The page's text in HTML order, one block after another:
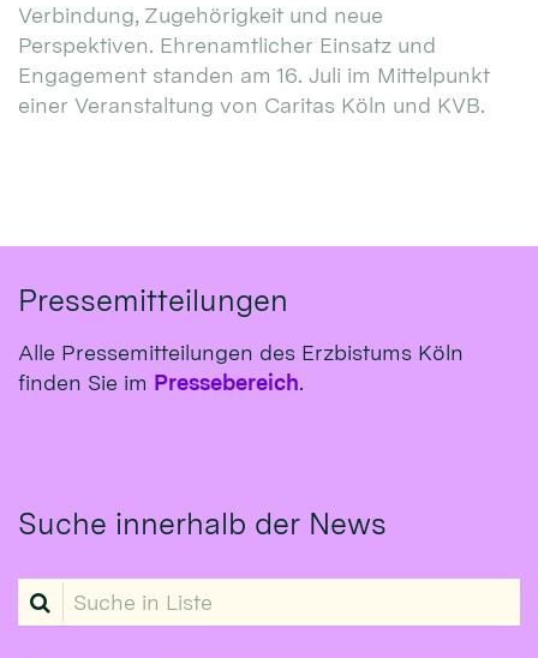
Verbindung, Zugehörigkeit und neue
Perspektiven. Ehrenamtlicher Einsatz und
Engagement standen am 16. Juli im Mittelpunkt
einer Veranstaltung von Caritas Köln und KVB.
Pressemitteilungen
Alle Pressemitteilungen des Erzbistums Köln
finden Sie im Pressebereich.
Suche innerhalb der News
Suche in Liste